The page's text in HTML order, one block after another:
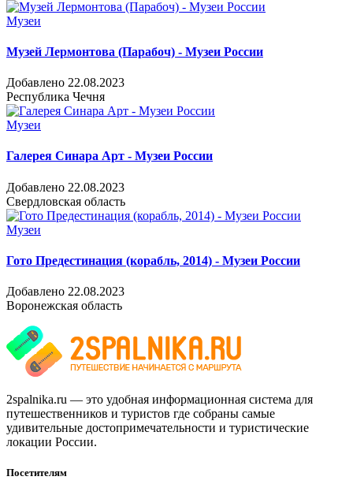
Музеи
Музей Лермонтова (Парабоч) - Музеи России
Добавлено 22.08.2023
Республика Чечня
Музеи
Галерея Синара Арт - Музеи России
Добавлено 22.08.2023
Свердловская область
Музеи
Гото Предестинация (корабль, 2014) - Музеи России
Добавлено 22.08.2023
Воронежская область
2spalnika.ru — это удобная информационная система для
путешественников и туристов где собраны самые
удивительные достопримечательности и туристические
локации России.
Посетителям